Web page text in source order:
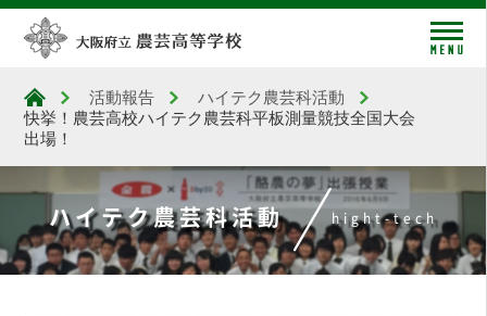
大阪府立農芸高等学校
活動報告
ハイテク農芸科活動
快挙！農芸高校ハイテク農芸科平板測量競技全国大会
出場！
ハイテク農芸科活動 hight-tech